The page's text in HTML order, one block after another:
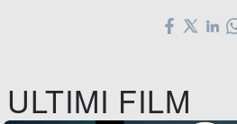
ULTIMI FILM